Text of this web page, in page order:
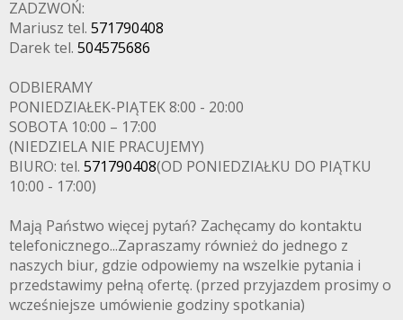
ZADZWOŃ:
Mariusz tel. 571790408
Darek tel. 504575686
ODBIERAMY
PONIEDZIAŁEK-PIĄTEK 8:00 - 20:00
SOBOTA 10:00 – 17:00
(NIEDZIELA NIE PRACUJEMY)
BIURO: tel. 571790408(OD PONIEDZIAŁKU DO PIĄTKU
10:00 - 17:00)
Mają Państwo więcej pytań? Zachęcamy do kontaktu
telefonicznego...Zapraszamy również do jednego z
naszych biur, gdzie odpowiemy na wszelkie pytania i
przedstawimy pełną ofertę. (przed przyjazdem prosimy o
wcześniejsze umówienie godziny spotkania)